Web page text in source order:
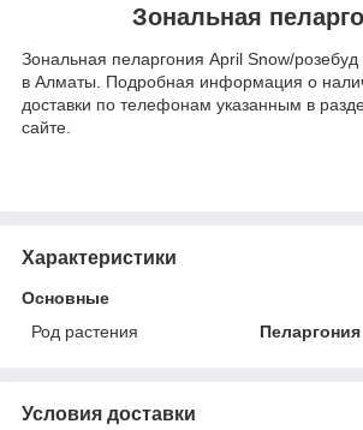
Зональная
Зональная пеларгония April Snow/
в Алматы. Подробная информация о
доставки по телефонам указанным в
сайте.
Характеристики
Основные
Род растения
Пеларгония
Условия доставки